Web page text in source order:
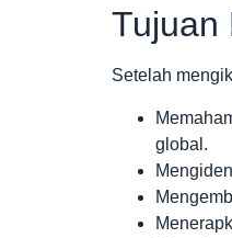
Tujuan
Setelah
global.